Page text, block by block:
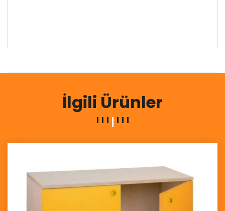
İlgili Ürünler